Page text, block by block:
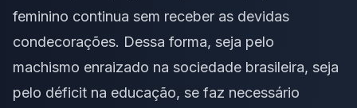
feminino continua sem receber as devidas
condecorações. Dessa forma, seja pelo
machismo enraizado na sociedade brasileira, seja
pelo déficit na educação, se faz necessário